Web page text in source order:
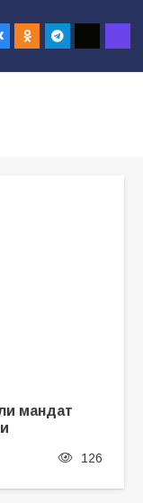
мандат
126